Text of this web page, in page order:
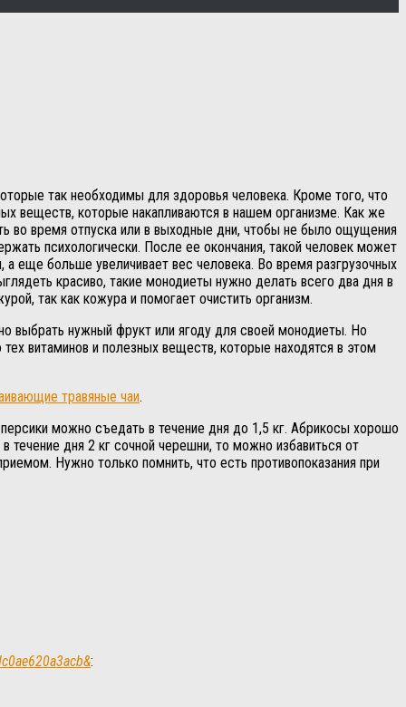
так необходимы для здоровья человека. Кроме того, что
веществ, которые накапливаются в нашем организме. Как же
во время отпуска или в выходные дни, чтобы не было ощущения
психологически. После ее окончания, такой человек может
а еще больше увеличивает вес человека. Во время разгрузочных
красиво, такие монодиеты нужно делать всего два дня в
так как кожура и помогает очистить организм.
выбрать нужный фрукт или ягоду для своей монодиеты. Но
витаминов и полезных веществ, которые находятся в этом
травяные чаи.
можно съедать в течение дня до 1,5 кг. Абрикосы хорошо
течение дня 2 кг сочной черешни, то можно избавиться от
Нужно только помнить, что есть противопоказания при
: